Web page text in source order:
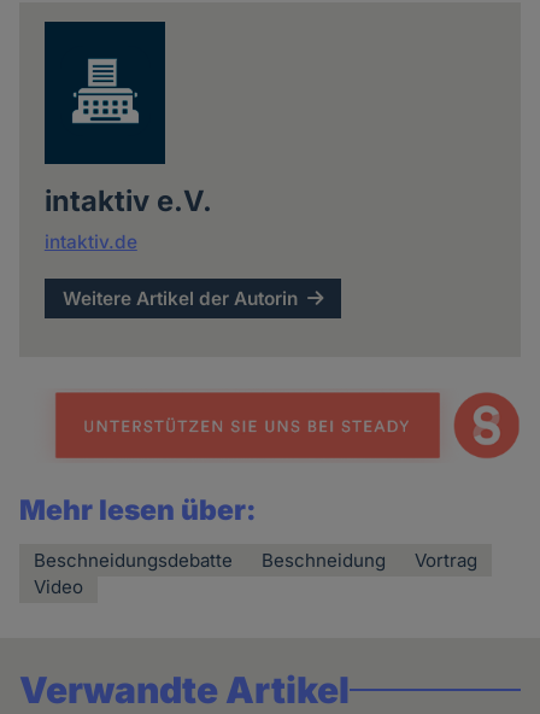
intaktiv e.V.
intaktiv.de
Weitere Artikel der Autorin
Mehr lesen über:
Beschneidungsdebatte Beschneidung
Vortrag
Video
Verwandte Artikel